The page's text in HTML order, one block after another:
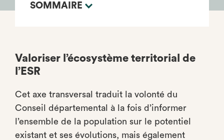
SOMMAIRE
Valoriser l’écosystème territorial de
l’ESR
Cet axe transversal traduit la volonté du
Conseil départemental à la fois d’informer
l’ensemble de la population sur le potentiel
existant et ses évolutions, mais également